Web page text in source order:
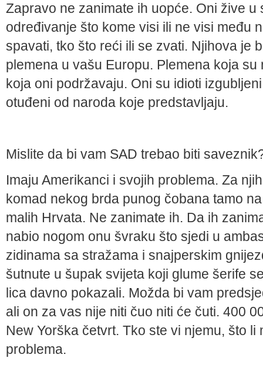
Zapravo ne zanimate ih uopće. Oni žive
određivanje što kome visi ili ne visi među
spavati, tko što reći ili se zvati. Njihova je
plemena u vašu Europu. Plemena koja
koja oni podržavaju. Oni su idioti
otuđeni od naroda koje predstavljaju.
Mislite da bi vam SAD trebao biti
Imaju Amerikanci i svojih problema. Za
komad nekog brda punog čobana tamo
malih Hrvata. Ne zanimate ih. Da ih
nabio nogom onu švraku što sjedi u
zidinama sa stražama i snajperskim
šutnute u šupak svijeta koji glume šerife
lica davno pokazali. Možda bi vam
ali on za vas nije niti čuo niti će čuti. 400
New Yorška četvrt. Tko ste vi njemu, što
problema.